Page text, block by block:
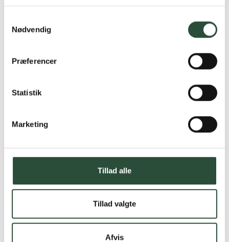
Nødvendig
Præferencer
Statistik
Marketing
Tillad alle
Tillad valgte
Afvis